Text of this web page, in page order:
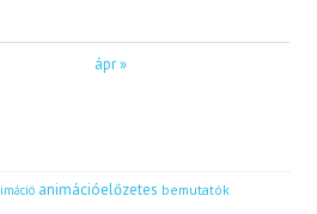
ápr »
animációelőzetes bemutatók